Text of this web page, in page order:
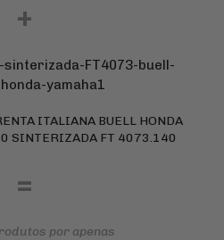
+
ITALIANA BUELL HONDA
SINTERIZADA FT 4073.140
=
por apenas